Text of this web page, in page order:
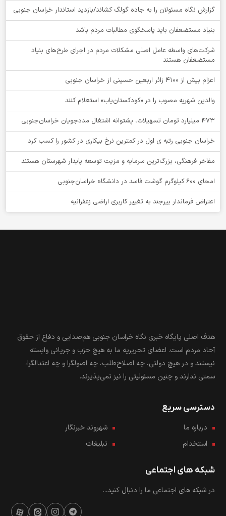
گزارش نگاه مسئولان را به جاده گولگ کشاند/بازدید استاندار خراسان جنوبی
بنیاد مستضعفان باید پاسخگوی مطالبات مردم باشد
شرکت‌های واسطه عامل اصلی مشکلات مردم در اجرای طرح‌های بنیاد
مستضعفان هستند
اعزام بیش از 4100 زائر اربعین حسینی از خراسان جنوبی
والدین شهریه مصوب را در «کودکستان‌یاب» استعلام کنند
۴۷۳ میلیارد تومان تسهیلات، پشتوانه اشتغال مددجویان خراسان‌جنوبی
خراسان جنوبی رتبه ی اول در کمترین نرخ بیکاری در کشور را کسب کرد
مفاخر فرهنگی، بزرگ‌ترین سرمایه و مزیت توسعه پایدار شهرستان هستند
امحای ۶۰۰ کیلوگرم گوشت فاسد در دانشگاه خراسان‌جنوبی
اعتراض فرماندار بیرجند به تغییر کاربری اراضی زعفرانیه
هدف اصلی پایگاه خبری نگاه خراسان جنوبی هم‌صدایی و دفاع از حقوق
آحاد مردم است. اعضای تحریریه ما به هیچ حزب و جریانی وابسته
نیستند و در هیچ دولتی، چه اصلاح‌طلب، چه اصولگرا و چه اعتدالگرا،
سمتی ندارند و چنین مسئولیتی را نیز نمی‌پذیرند.
دسترسی سریع
درباره ما
شهروند خبرنگار
استخدام
تبلیغات
شبکه های اجتماعی
در شبکه های اجتماعی ما را دنبال کنید...